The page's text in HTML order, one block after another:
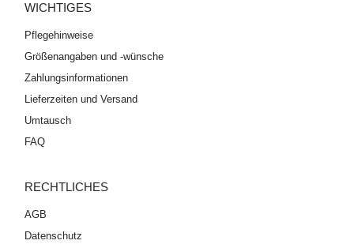
WICHTIGES
Pflegehinweise
Größenangaben und -wünsche
Zahlungsinformationen
Lieferzeiten und Versand
Umtausch
FAQ
RECHTLICHES
AGB
Datenschutz